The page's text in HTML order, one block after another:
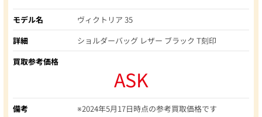
モデル名
ヴィクトリア 35
詳細
ショルダーバッグ レザー ブラック T刻印
買取参考価格
ASK
備考 ※2024年5月17日時点の参考買取価格です